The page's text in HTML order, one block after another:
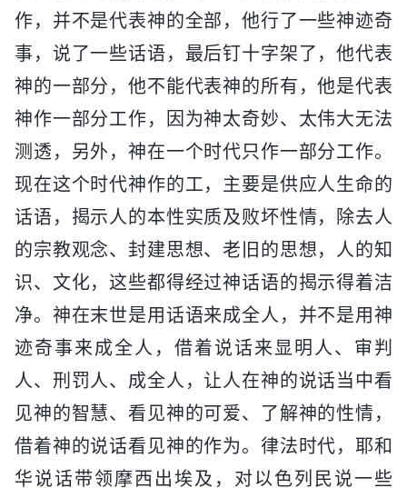
作，并不是代表神的全部，他行了一些神迹奇
事，说了一些话语，最后钉十字架了，他代表
神的一部分，他不能代表神的所有，他是代表
神作一部分工作，因为神太奇妙、太伟大无法
测透，另外，神在一个时代只作一部分工作。
现在这个时代神作的工，主要是供应人生命的
话语，揭示人的本性实质及败坏性情，除去人
的宗教观念、封建思想、老旧的思想，人的知
识、文化，这些都得经过神话语的揭示得着洁
净。神在末世是用话语来成全人，并不是用神
迹奇事来成全人，借着说话来显明人、审判
人、刑罚人、成全人，让人在神的说话当中看
见神的智慧、看见神的可爱、了解神的性情，
借着神的说话看见神的作为。律法时代，耶和
华说话带领摩西出埃及，对以色列民说一些